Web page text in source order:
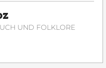
UND FOLKLORE